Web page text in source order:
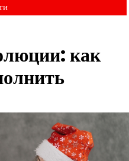
как